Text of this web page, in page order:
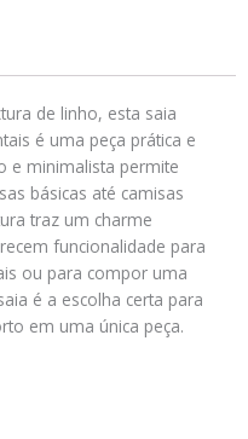
de linho, esta saia
é uma peça prática e
e minimalista permite
básicas até camisas
traz um charme
funcionalidade para
ou para compor uma
é a escolha certa para
em uma única peça.